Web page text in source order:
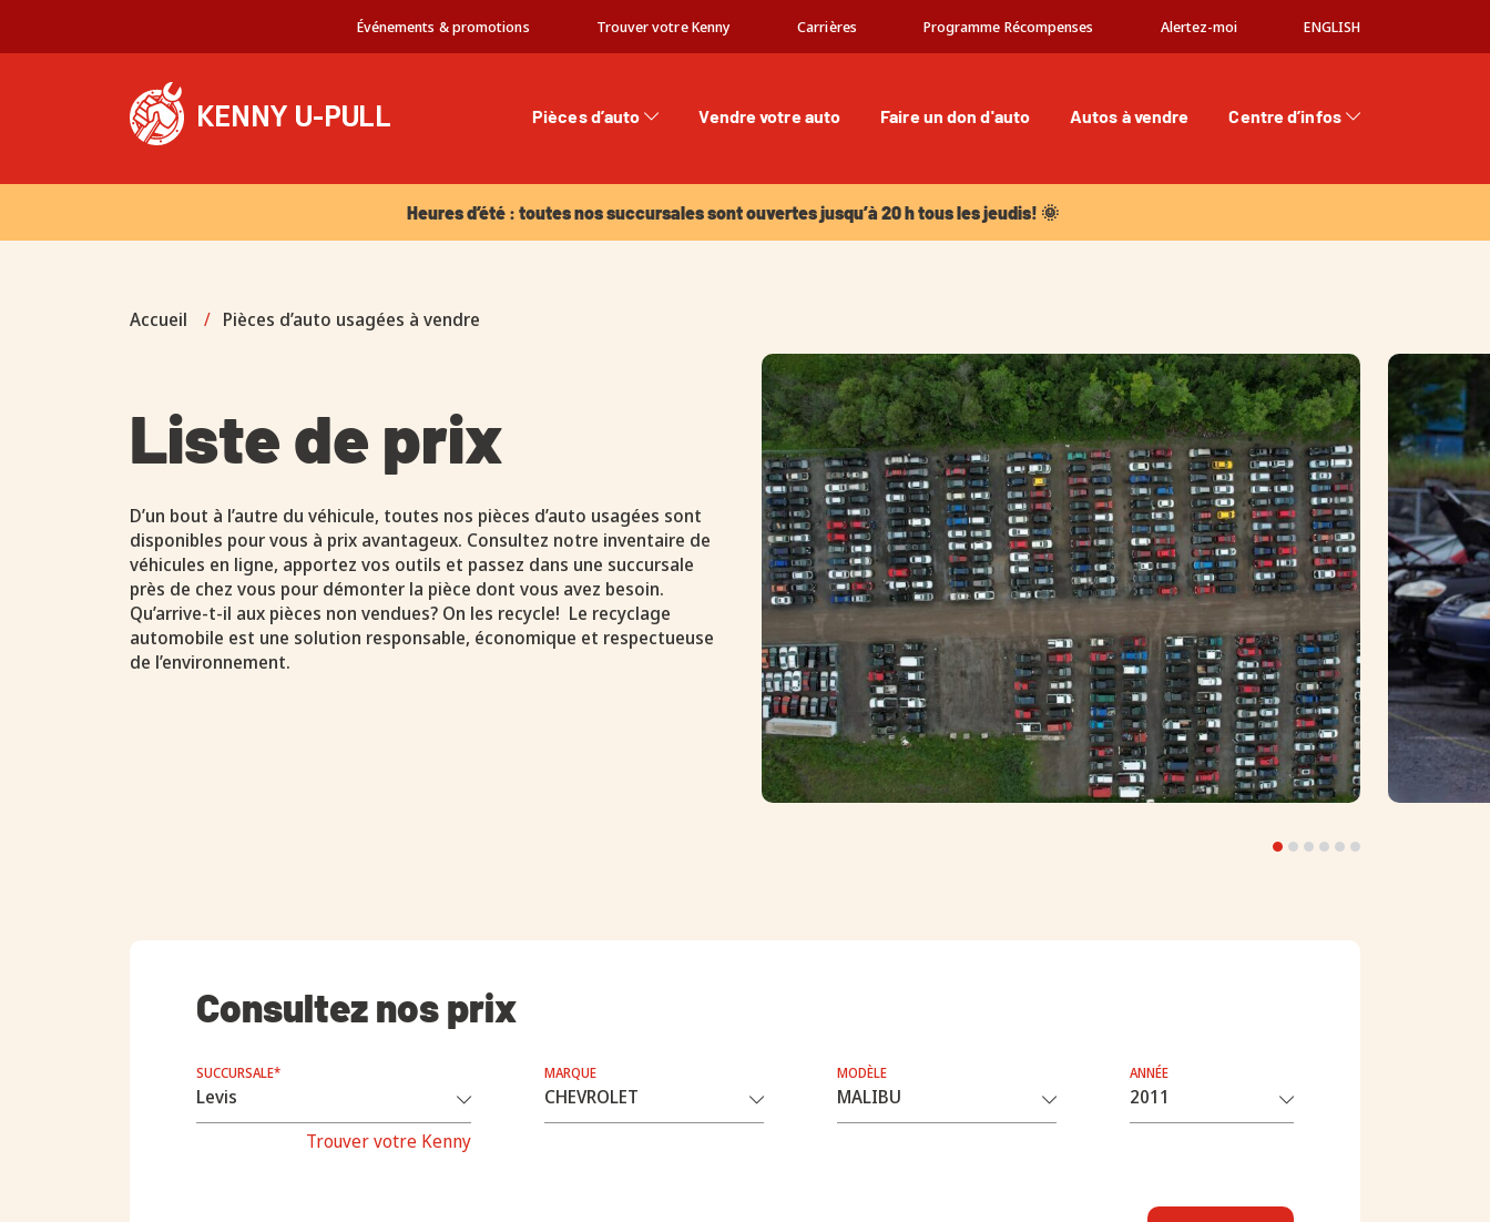
Événements & promotions Trouver votre Kenny Carrières Programme Récompenses Alertez-moi ENGLISH
Pièces d’auto Vendre votre auto Faire un don d'auto Autos à vendre
Centre d’infos
Heures d’été : toutes nos succursales sont ouvertes jusqu’à 20 h tous les jeudis! 🌞
Accueil / Pièces d’auto usagées à vendre
Liste de prix
D’un bout à l’autre du véhicule, toutes nos pièces d’auto usagées sont
disponibles pour vous à prix avantageux. Consultez notre inventaire de
véhicules en ligne, apportez vos outils et passez dans une succursale
près de chez vous pour démonter la pièce dont vous avez besoin.
Qu’arrive-t-il aux pièces non vendues? On les recycle! Le recyclage
automobile est une solution responsable, économique et respectueuse
de l’environnement.
Consultez nos prix
SUCCURSALE*
Trouver votre Kenny
MARQUE MODÈLE ANNÉE